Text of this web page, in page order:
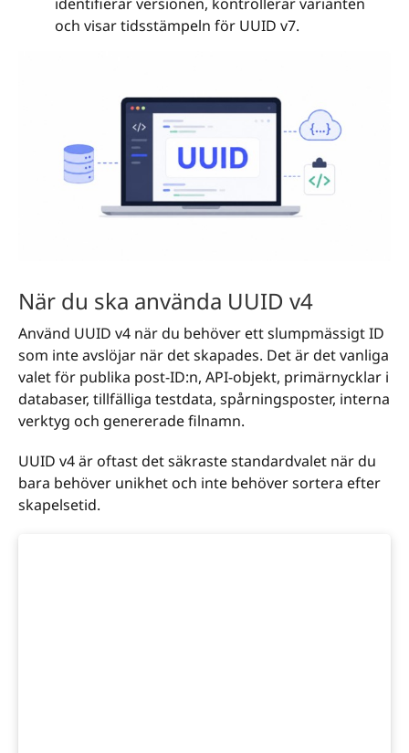
och visar tidsstämpeln för UUID v7.
När du ska använda UUID v4
Använd UUID v4 när du behöver ett slumpmässigt ID
som inte avslöjar när det skapades. Det är det vanliga
valet för publika post-ID:n, API-objekt, primärnycklar i
databaser, tillfälliga testdata, spårningsposter, interna
verktyg och genererade filnamn.
UUID v4 är oftast det säkraste standardvalet när du
bara behöver unikhet och inte behöver sortera efter
skapelsetid.